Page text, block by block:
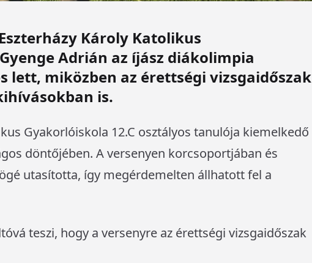
Károly Katolikus
Adrián az íjász diákolimpia
lett, miközben az érettségi vizsgaidőszak
is.
Gyakorlóiskola 12.C osztályos tanulója kiemelkedő
döntőjében. A versenyen korcsoportjában és
utasította, így megérdemelten állhatott fel a
teszi, hogy a versenyre az érettségi vizsgaidőszak